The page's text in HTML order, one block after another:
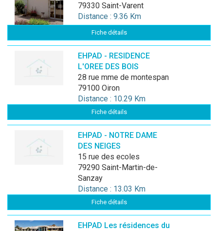
79330 Saint-Varent
Distance : 9.36 Km
Fiche détails
EHPAD - RESIDENCE
L'OREE DES BOIS
28 rue mme de montespan
79100 Oiron
Distance : 10.29 Km
Fiche détails
EHPAD - NOTRE DAME
DES NEIGES
15 rue des ecoles
79290 Saint-Martin-de-
Sanzay
Distance : 13.03 Km
Fiche détails
EHPAD Les résidences du